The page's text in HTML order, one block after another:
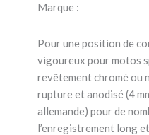
noir
Marque :
Pour une position de
vigoureux pour motos
revêtement chromé ou
rupture et anodisé (4
allemande) pour de
l’enregistrement long